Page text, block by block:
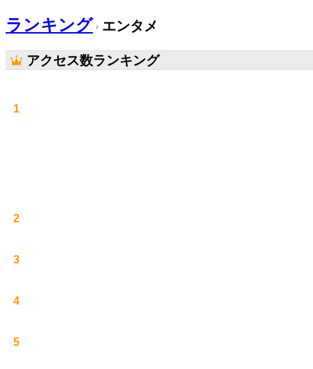
ランキング エンタメ
アクセス数ランキング
1
2
3
4
5